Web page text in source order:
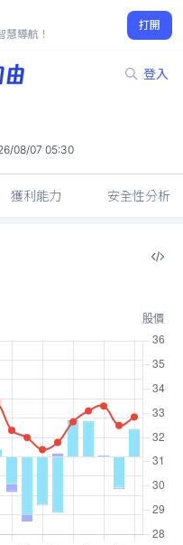
慧導航！
打開
登入
08/07 05:30
獲利能力 安全性分析